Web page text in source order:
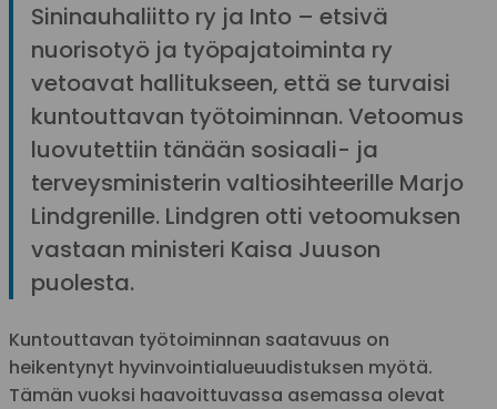
Sininauhaliitto ry ja Into – etsivä
nuorisotyö ja työpajatoiminta ry
vetoavat hallitukseen, että se turvaisi
kuntouttavan työtoiminnan. Vetoomus
luovutettiin tänään sosiaali- ja
terveysministerin valtiosihteerille Marjo
Lindgrenille. Lindgren otti vetoomuksen
vastaan ministeri Kaisa Juuson
puolesta.
Kuntouttavan työtoiminnan saatavuus on
heikentynyt hyvinvointialueuudistuksen myötä.
Tämän vuoksi haavoittuvassa asemassa olevat